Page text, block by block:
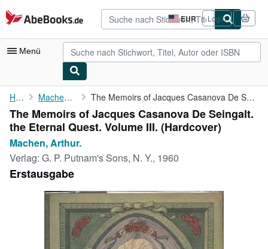
Zum Hauptinhalt
AbeBooks.de EUR
Seite
der
Einkaufseinstellungen.
Login
Menü
Nutzerkonto
Meine Bestellungen
Detailsuche
Sammlungen
Antiquarische Bücher
Kunst & Sammlerstücke
Verkäufer werden
Home Machen, Arthur. The Memoirs of Jacques Casanova De Seingalt. the Eternal Quest. ...
The Memoirs of Jacques Casanova De Seingalt.
the Eternal Quest. Volume III. (Hardcover)
Machen, Arthur.
Verlag: G. P. Putnam's Sons, N. Y., 1960
Erstausgabe